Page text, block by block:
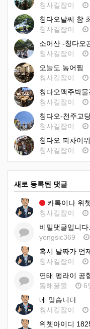
칭사길잡이
칭다오날씨 참
칭사길잡이
소어산 -칭다오
칭사길잡이
오늘도 농어찜
칭사길잡이
칭다오맥주박
칭사길잡이
칭다오-천주교
칭사길잡이
칭다오 피차이
칭사길잡이
새로 등록된 댓글
카톡이나 위쳇을 가입해서
칭사길잡이
비밀댓글입니다.
yongsic369
칭사길잡이
동해꿀물
6
네 맞습니다.
칭사길잡이
위쳇아이디